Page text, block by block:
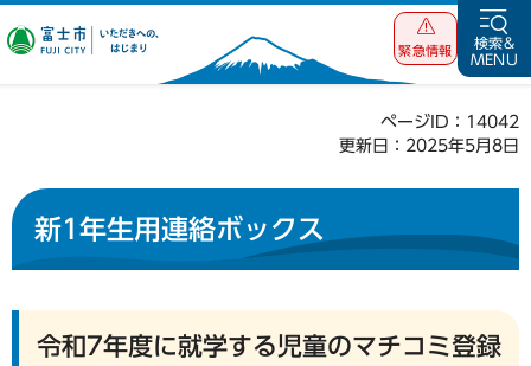
富士市 いただ
緊急情報
検索&
MENU
ページID：14042
更新日：2025年5月8日
新1年生用連絡ボックス
令和7年度に就学する児童のマチコミ登録